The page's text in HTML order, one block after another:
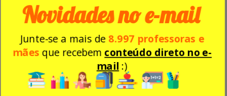
Junte-se a mais de8.997 professoras e
mães que recebemconteúdo direto no e-
mail :)
Novidades no e-mail